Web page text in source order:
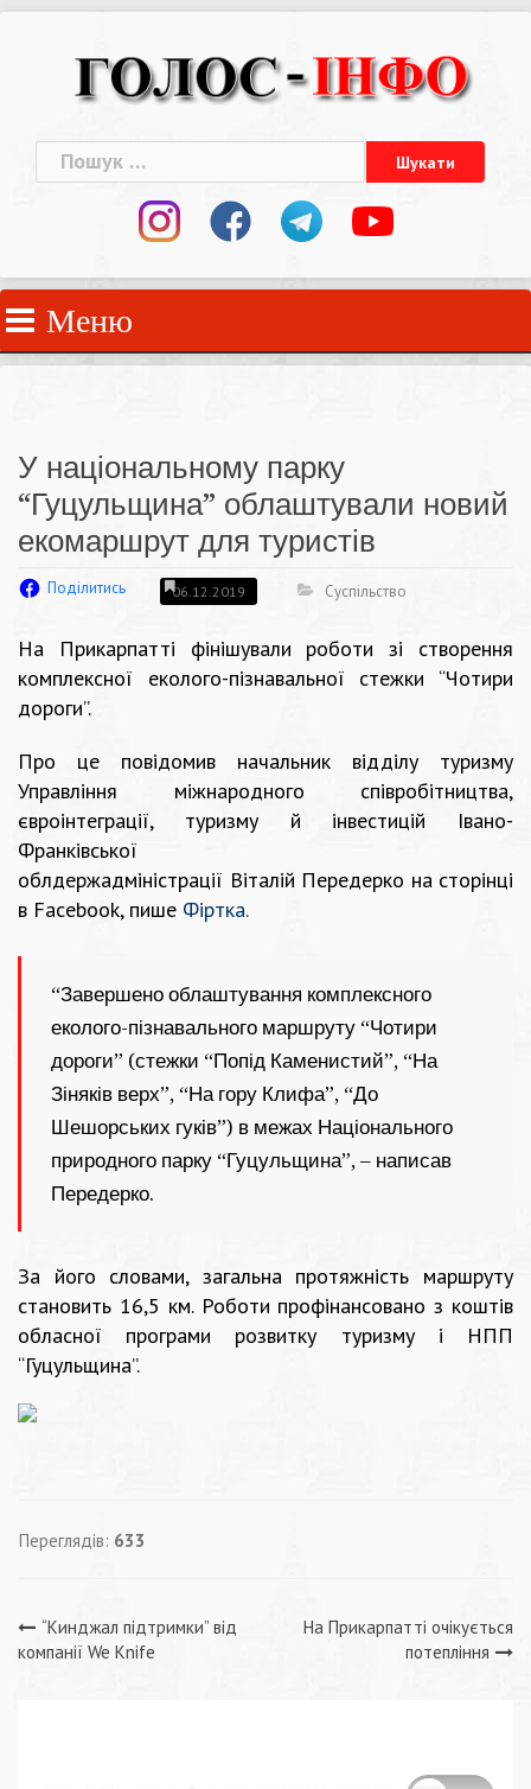
Пошук:
Меню
У національному парку
“Гуцульщина” облаштували новий
екомаршрут для туристів
Поділитись 06.12.2019 Суспільство
На Прикарпатті фінішували роботи зі створення
комплексної еколого-пізнавальної стежки “Чотири
дороги”.
Про це повідомив начальник відділу туризму
Управління міжнародного співробітництва,
євроінтеграції, туризму й інвестицій Івано-
Франківської
облдержадміністрації Віталій Передерко на сторінці
в Facebook, пише Фіртка.
“Завершено облаштування комплексного
еколого-пізнавального маршруту “Чотири
дороги” (стежки “Попід Каменистий”, “На
Зіняків верх”, “На гору Клифа”, “До
Шешорських гуків”) в межах Національного
природного парку “Гуцульщина”, – написав
Передерко.
За його словами, загальна протяжність маршруту
становить 16,5 км. Роботи профінансовано з коштів
обласної програми розвитку туризму і НПП
“Гуцульщина”.
Переглядів: 633
Навігація
“Кинджал підтримки” від
компанії We Knife
На Прикарпатті очікується
потепління